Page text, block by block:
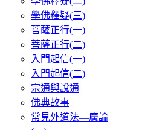
學佛釋疑(三)
菩薩正行(一)
菩薩正行(二)
入門起信(一)
入門起信(二)
宗通與說通
佛典故事
常見外道法—廣論